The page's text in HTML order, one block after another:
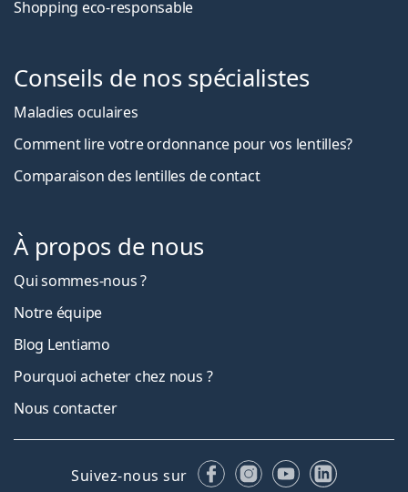
Shopping eco-responsable
Conseils de nos spécialistes
Maladies oculaires
Comment lire votre ordonnance pour vos lentilles?
Comparaison des lentilles de contact
À propos de nous
Qui sommes-nous ?
Notre équipe
Blog Lentiamo
Pourquoi acheter chez nous ?
Nous contacter
Suivez-nous sur FacebookInstagram
YouTubeLinkedIn